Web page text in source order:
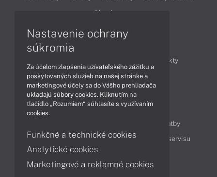
Monitory
Produkty
Technológie
Videá
Obsah
Možnosti doručenia a platby
Podpora a servis
Servisné služby Cenník servisu
Kontakty
Nastavenie ochrany
súkromia
Za účelom zlepšenia užívateľského zážitku a
poskytovaných služieb na našej stránke a
marketingové účely sa do Vášho prehliadača
ukladajú súbory cookies. Kliknutím na
tlačidlo „Rozumiem“ súhlasíte s využívaním
cookies.
Funkčné a technické cookies
Analytické cookies
Marketingové a reklamné cookies